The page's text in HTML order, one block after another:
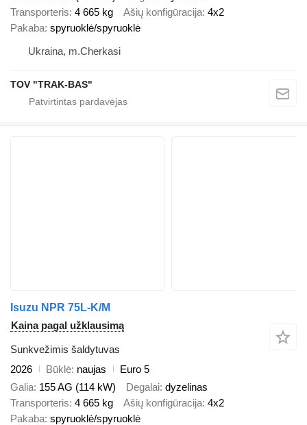
Transporteris 4 665 kg Ašių konfigūracija 4x2
Pakaba spyruoklė/spyruoklė
Ukraina, m.Cherkasi
TOV "TRAK-BAS"
Isuzu NPR 75L-K/M
Kaina pagal užklausimą
Sunkvežimis šaldytuvas
2026
Būklė naujas
Euro 5
Galia 155 AG (114 kW) Degalai dyzelinas
Transporteris 4 665 kg Ašių konfigūracija 4x2
Pakaba spyruoklė/spyruoklė